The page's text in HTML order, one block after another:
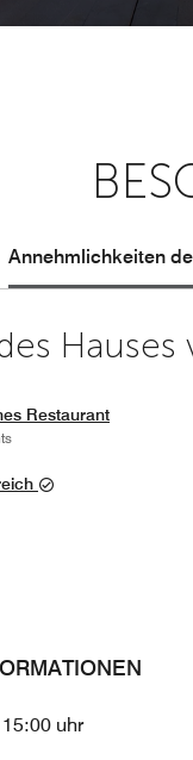
Annehmlichkeiten
Restaurant
15:00 uhr